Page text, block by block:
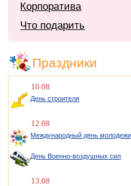
Корпоратива
Что подарить
Праздники
10.08
День строителя
12.08
Международный день молодежи
День Военно-воздушных сил
13.08